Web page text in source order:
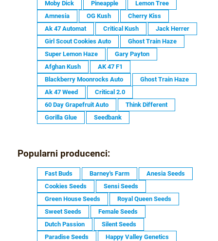
Moby Dick
Pineapple
Lemon Tree
Amnesia
OG Kush
Cherry Kiss
Ak 47 Automat
Critical Kush
Jack Herrer
Girl Scout Cookies Auto
Ghost Train Haze
Super Lemon Haze
Gary Payton
Afghan Kush
AK 47 F1
Blackberry Moonrocks Auto
Ghost Train Haze
Ak 47 Weed
Critical 2.0
60 Day Grapefruit Auto
Think Different
Gorilla Glue
Seedbank
Popularni producenci:
Fast Buds Barney's Farm
Anesia Seeds
Cookies Seeds
Sensi Seeds
Green House Seeds
Royal Queen Seeds
Sweet Seeds
Female Seeds
Dutch Passion
Silent Seeds
Paradise Seeds
Happy Valley Genetics